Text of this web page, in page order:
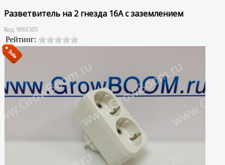
Разветвитель на 2 гнезда 16А с заземлением
Код: 9001505
Рейтинг: